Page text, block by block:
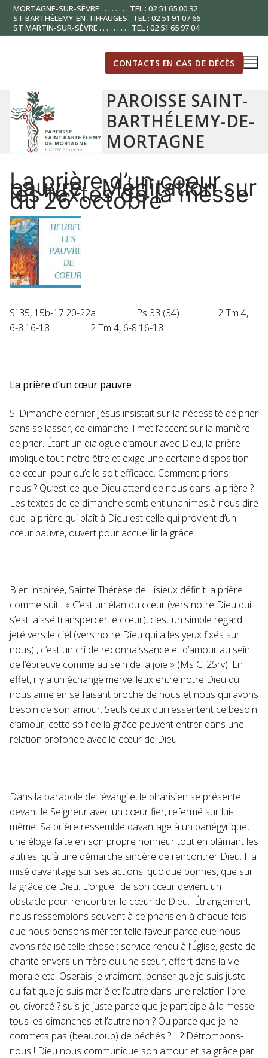
Aller
contenu
MORTAGNE-SUR-SÈVRE . . . . . . . . TEL : 02 51 65 00 32
ST BARTHÉLEMY-EN-TIFFAUGES . TEL : 02 51 91 07 66
ST MARTIN-SUR-SÈVRE . . . . . . . . . TEL : 02 51 65 97 04
CONTACTS EN CAS DE DÉCÈS
PAROISSE SAINT-
BARTHÉLEMY-DE-
MORTAGNE
La prière d’un coeur
pauvre : Méditation sur
les textes de la messe
du 26 octobre
Si 35, 15b-17.20-22a Ps 33 (34) 2 Tm 4,
6-8.16-18 2 Tm 4, 6-8.16-18
La prière d’un cœur pauvre
Si Dimanche dernier Jésus insistait sur la nécessité de prier
sans se lasser, ce dimanche il met l’accent sur la manière
de prier. Étant un dialogue d’amour avec Dieu, la prière
implique tout notre être et exige une certaine disposition
de cœur pour qu’elle soit efficace. Comment prions-
nous ? Qu’est-ce que Dieu attend de nous dans la prière ?
Les textes de ce dimanche semblent unanimes à nous dire
que la prière qui plaît à Dieu est celle qui provient d’un
cœur pauvre, ouvert pour accueillir la grâce.
Bien inspirée, Sainte Thérèse de Lisieux définit la prière
comme suit : « C’est un élan du cœur (vers notre Dieu qui
s’est laissé transpercer le cœur), c’est un simple regard
jeté vers le ciel (vers notre Dieu qui a les yeux fixés sur
nous) , c’est un cri de reconnaissance et d’amour au sein
de l’épreuve comme au sein de la joie » (Ms C, 25rv). En
effet, il y a un échange merveilleux entre notre Dieu qui
nous aime en se faisant proche de nous et nous qui avons
besoin de son amour. Seuls ceux qui ressentent ce besoin
d’amour, cette soif de la grâce peuvent entrer dans une
relation profonde avec le cœur de Dieu.
Dans la parabole de l’évangile, le pharisien se présente
devant le Seigneur avec un cœur fier, refermé sur lui-
même. Sa prière ressemble davantage à un panégyrique,
une éloge faite en son propre honneur tout en blâmant les
autres, qu’à une démarche sincère de rencontrer Dieu. Il a
misé davantage sur ses actions, quoique bonnes, que sur
la grâce de Dieu. L’orgueil de son cœur devient un
obstacle pour rencontrer le cœur de Dieu. Étrangement,
nous ressemblons souvent à ce pharisien à chaque fois
que nous pensons mériter telle faveur parce que nous
avons réalisé telle chose : service rendu à l’Église, geste de
charité envers un frère ou une sœur, effort dans la vie
morale etc. Oserais-je vraiment penser que je suis juste
du fait que je suis marié et l’autre dans une relation libre
ou divorcé ? suis-je juste parce que je participe à la messe
tous les dimanches et l’autre non ? Ou parce que je ne
commets pas (beaucoup) de péchés ?… ? Détrompons-
nous ! Dieu nous communique son amour et sa grâce par